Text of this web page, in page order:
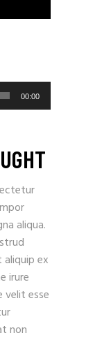
00:00
aliqua.
ex
irure
velit esse
non